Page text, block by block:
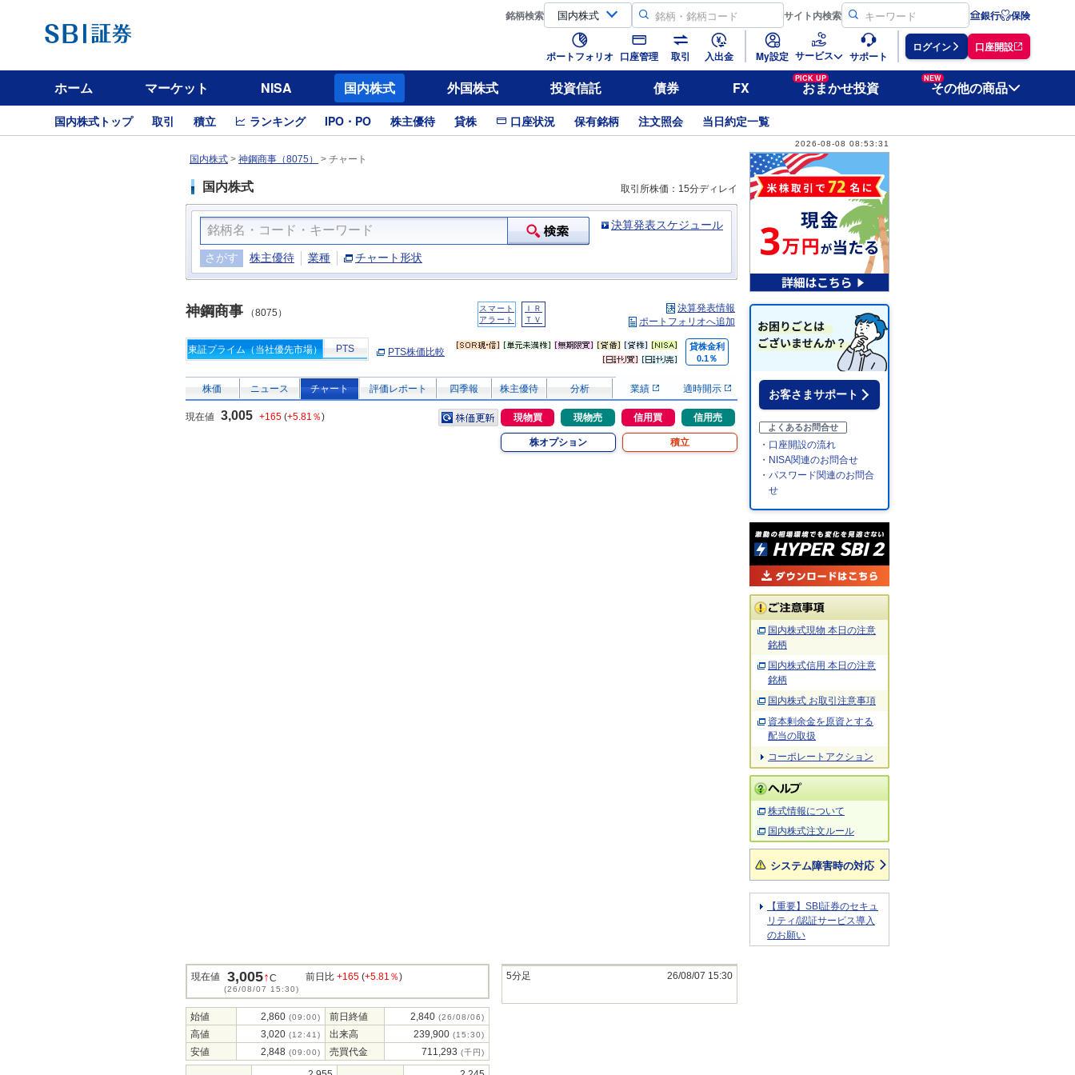
銘柄検索 サイト内検索 銀行 保険
ポートフォリオ 口座管理 取引 入出金 My設定 サービス サポート
ログイン 口座開設
ホーム マーケット NISA 国内株式 外国株式 投資信託 債券 FX
PICK UP
おまかせ投資
NEW
その他の商品
国内株式トップ 取引 積立 ランキング IPO・PO 株主優待 貸株 口座状況 保有銘柄 注文照会 当日約定一覧
2026-08-08 08:53:31
国内株式 > 神鋼商事（8075） > チャート
国内株式 取引所株価：15分ディレイ
決算発表スケジュール
さがす 株主優待 業種 チャート形状
神鋼商事 （8075）
スマート
アラート
ＩＲ
ＴＶ
決算発表情報
ポートフォリオへ追加
東証プライム（当社優先市場） PTS PTS株価比較
貸株金利
0.1％
株価 ニュース チャート 評価レポート 四季報 株主優待 分析 業績 適時開示
現在値 3,005 +165 (+5.81％) 現物買 現物売 信用買 信用売
株オプション 積立
現在値 3,005↑C
(26/08/07 15:30)
前日比 +165 (+5.81％)
始値 2,860 (09:00) 前日終値 2,840 (26/08/06)
高値 3,020 (12:41) 出来高 239,900 (15:30)
安値 2,848 (09:00) 売買代金 711,293 (千円)
5分足 26/08/07 15:30
お客さまサポート
よくあるお問合せ
・口座開設の流れ
・NISA関連のお問合せ
・パスワード関連のお問合
せ
国内株式現物 本日の注意
銘柄
国内株式信用 本日の注意
銘柄
国内株式 お取引注意事項
資本剰余金を原資とする
配当の取扱
コーポレートアクション
株式情報について
国内株式注文ルール
システム障害時の対応
【重要】SBI証券のセキュ
リティ/認証サービス導入
のお願い